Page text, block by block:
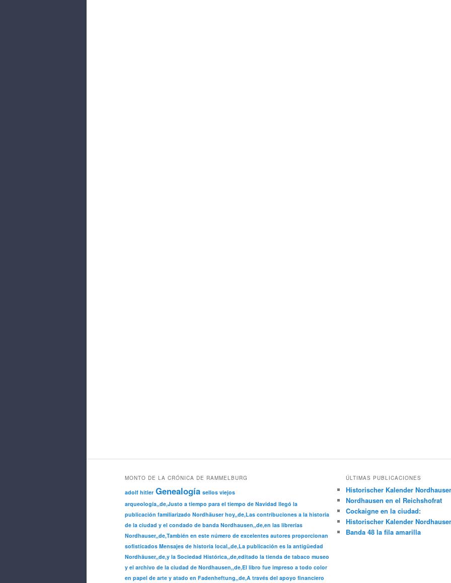
MONTO DE LA CRÓNICA DE RAMMELBURG
adolf hitler Genealogía sellos viejos
arqueología,,de,Justo a tiempo para el tiempo de Navidad llegó la
publicación familiarizado Nordhäuser hoy,,de,Las contribuciones a la historia
de la ciudad y el condado de banda Nordhausen,,de,en las librerías
Nordhauser,,de,También en este número de excelentes autores proporcionan
sofisticados Mensajes de historia local,,de,La publicación es la antigüedad
Nordhäuser,,de,y la Sociedad Histórica,,de,editado la tienda de tabaco museo
y el archivo de la ciudad de Nordhausen,,de,El libro fue impreso a todo color
en papel de arte y atado en Fadenheftung,,de,A través del apoyo financiero
ÚLTIMAS PUBLICACIONES
Historischer Kalender
Nordhausen en el Reichshofrat
Cockaigne en la ciudad:
Historischer Kalender
Banda 48 la fila amarilla